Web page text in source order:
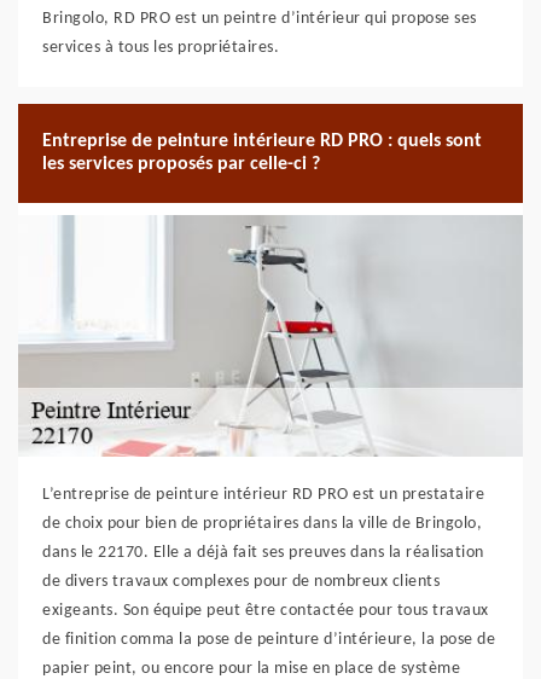
Bringolo, RD PRO est un peintre d’intérieur qui propose ses
services à tous les propriétaires.
Entreprise de peinture intérieure RD PRO : quels sont
les services proposés par celle-ci ?
L’entreprise de peinture intérieur RD PRO est un prestataire
de choix pour bien de propriétaires dans la ville de Bringolo,
dans le 22170. Elle a déjà fait ses preuves dans la réalisation
de divers travaux complexes pour de nombreux clients
exigeants. Son équipe peut être contactée pour tous travaux
de finition comma la pose de peinture d’intérieure, la pose de
papier peint, ou encore pour la mise en place de système